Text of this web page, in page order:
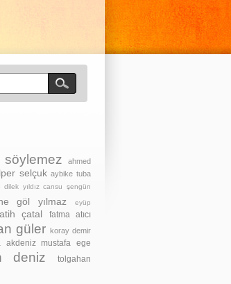
söylemez
ahmed
selçuk aybike tuba
dilek yıldız cansu şengün
göl yılmaz
eyüp
çatal
fatma atıcı
güler koray demir
akdeniz mustafa ege
deniz
tolgahan